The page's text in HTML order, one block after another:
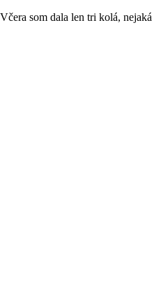
som dala len tri kolá, nejaká